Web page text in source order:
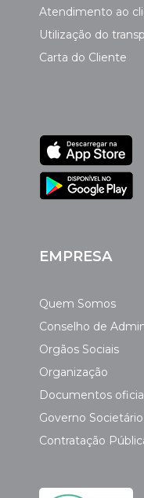
Atendimento ao
Utilização do
Carta do Cliente
EMPRESA
Quem Somos
Conselho de
Orgãos Sociais
Organização
Documentos
Governo Societário
Contratação